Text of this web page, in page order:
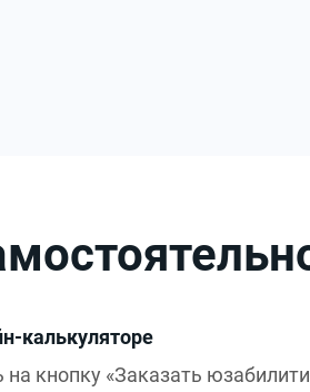
калькуляторе
кнопку «Заказать